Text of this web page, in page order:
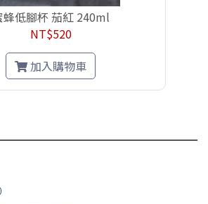
蜂低腳杯 茄紅 240ml
NT$520
加入購物車